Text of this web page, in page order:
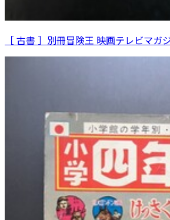
［ 古書 ］別冊冒険王 映画テレビマガ